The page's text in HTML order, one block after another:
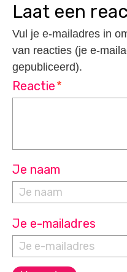
laat een
Vul je e-mailadres in
van reacties (je e-
gepubliceerd).
Reactie*
Je naam
Je e-mailadres